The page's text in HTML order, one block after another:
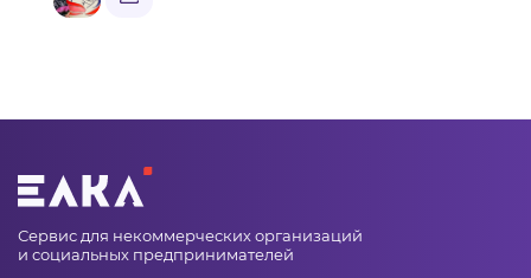
Сервис для некоммерческих организаций
и социальных предпринимателей